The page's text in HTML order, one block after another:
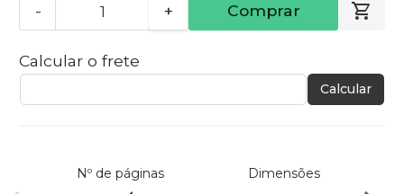
- + Comprar
Calcular o frete
Calcular
Nº de páginas Dimensões